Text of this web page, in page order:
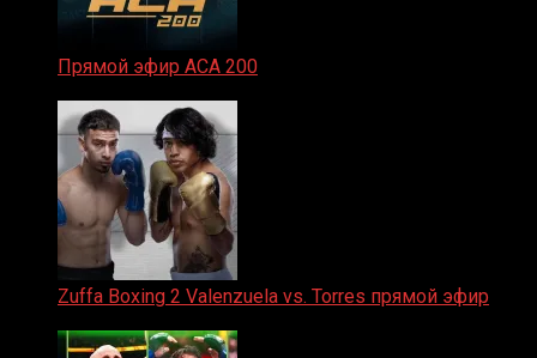
Прямой эфир ACA 200
Zuffa Boxing 2 Valenzuela vs. Torres прямой эфир